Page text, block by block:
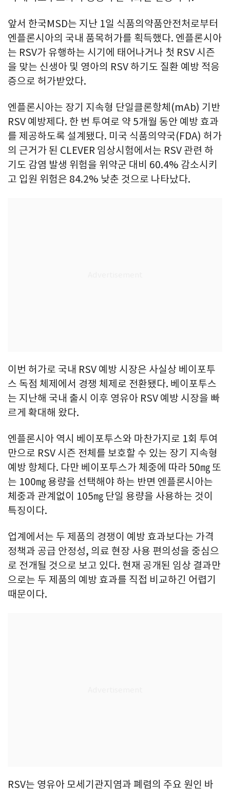
앞서 한국MSD는 지난 1일 식품의약품안전처로부터
엔플론시아의 국내 품목허가를 획득했다. 엔플론시아
는 RSV가 유행하는 시기에 태어나거나 첫 RSV 시즌
을 맞는 신생아 및 영아의 RSV 하기도 질환 예방 적응
증으로 허가받았다.
엔플론시아는 장기 지속형 단일클론항체(mAb) 기반
RSV 예방제다. 한 번 투여로 약 5개월 동안 예방 효과
를 제공하도록 설계됐다. 미국 식품의약국(FDA) 허가
의 근거가 된 CLEVER 임상시험에서는 RSV 관련 하
기도 감염 발생 위험을 위약군 대비 60.4% 감소시키
고 입원 위험은 84.2% 낮춘 것으로 나타났다.
이번 허가로 국내 RSV 예방 시장은 사실상 베이포투
스 독점 체제에서 경쟁 체제로 전환됐다. 베이포투스
는 지난해 국내 출시 이후 영유아 RSV 예방 시장을 빠
르게 확대해 왔다.
엔플론시아 역시 베이포투스와 마찬가지로 1회 투여
만으로 RSV 시즌 전체를 보호할 수 있는 장기 지속형
예방 항체다. 다만 베이포투스가 체중에 따라 50㎎ 또
는 100㎎ 용량을 선택해야 하는 반면 엔플론시아는
체중과 관계없이 105㎎ 단일 용량을 사용하는 것이
특징이다.
업계에서는 두 제품의 경쟁이 예방 효과보다는 가격
정책과 공급 안정성, 의료 현장 사용 편의성을 중심으
로 전개될 것으로 보고 있다. 현재 공개된 임상 결과만
으로는 두 제품의 예방 효과를 직접 비교하긴 어렵기
때문이다.
RSV는 영유아 모세기관지염과 폐렴의 주요 원인 바